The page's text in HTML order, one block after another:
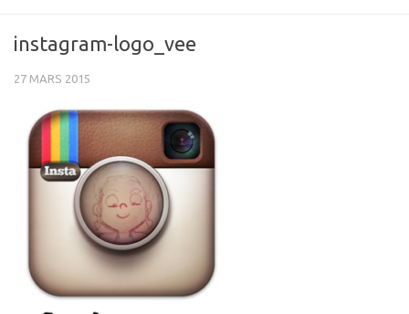
instagram-logo_vee
27 MARS 2015